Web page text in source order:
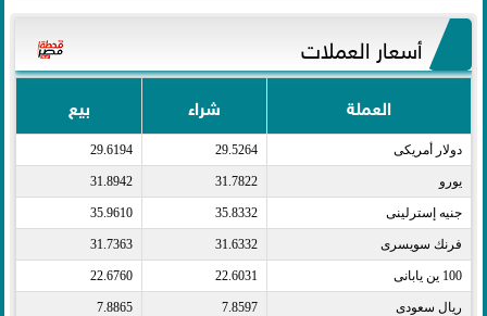
أسعار العملات
العملة شراء بيع
دولار أمريكى​ 29.5264
29.6194
يورو​ 31.7822
31.8942
جنيه إسترلينى​ 35.8332
35.9610
فرنك سويسرى​ 31.6332
31.7363
100 ين يابانى​ 22.6031
22.6760
ريال سعودى​ 7.8597
7.8865